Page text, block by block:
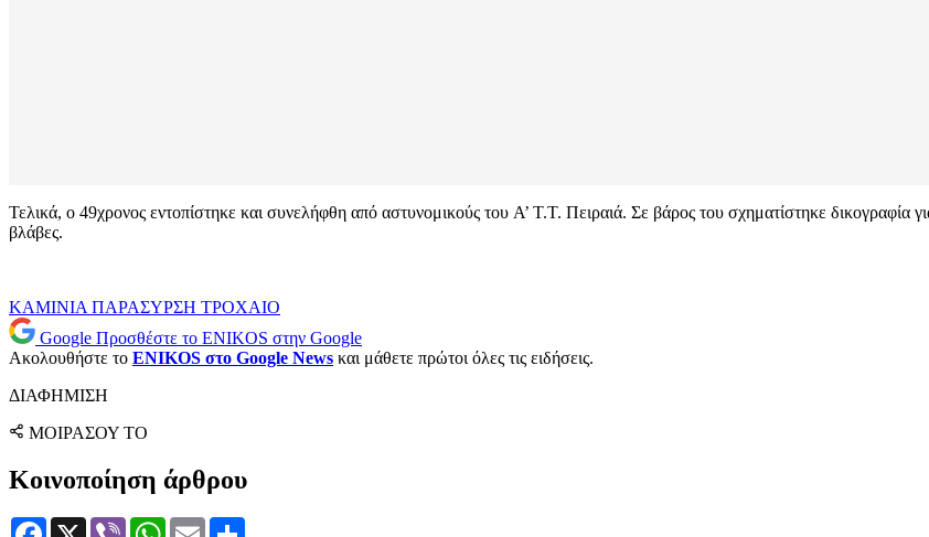
Τελικά, ο 49χρονος εντοπίστηκε και συνελήφθη από αστυνομικούς του Α’ Τ.Τ. Πειραιά. Σε βάρος του σχηματίστηκε δικογραφία
βλάβες.
ΚΑΜΙΝΙΑ ΠΑΡΑΣΥΡΣΗ ΤΡΟΧΑΙΟ
Google Προσθέστε το ENIKOS στην Google
Ακολουθήστε το ENIKOS στο Google News και μάθετε πρώτοι όλες τις ειδήσεις.
ΔΙΑΦΗΜΙΣΗ
ΜΟΙΡΑΣΟΥ ΤΟ
Κοινοποίηση άρθρου
Facebook
X Viber WhatsApp
Email